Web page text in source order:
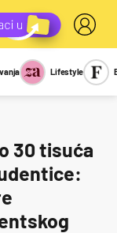
Report
Lifestyle
30 tisuća